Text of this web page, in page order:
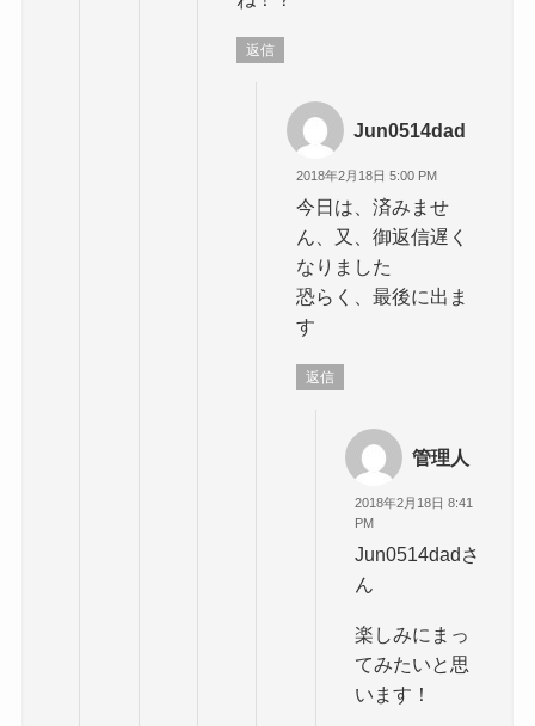
返信
Jun0514dad
2018年2月18日 5:00 PM
今日は、済みませ
ん、又、御返信遅く
なりました
恐らく、最後に出ま
す
返信
管理人
2018年2月18日 8:41
PM
Jun0514dadさ
ん
楽しみにまっ
てみたいと思
います！